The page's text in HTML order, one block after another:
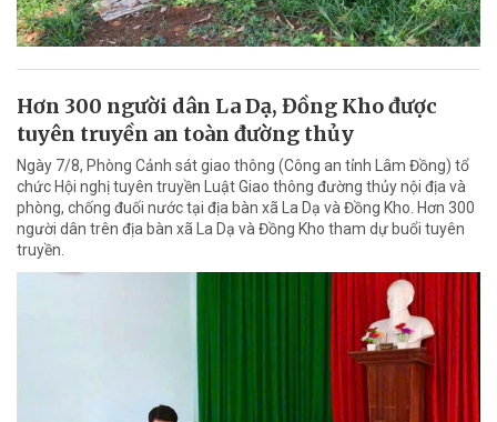
Hơn 300 người dân La Dạ, Đồng Kho được
tuyên truyền an toàn đường thủy
Ngày 7/8, Phòng Cảnh sát giao thông (Công an tỉnh Lâm Đồng) tổ
chức Hội nghị tuyên truyền Luật Giao thông đường thủy nội địa và
phòng, chống đuối nước tại địa bàn xã La Dạ và Đồng Kho. Hơn 300
người dân trên địa bàn xã La Dạ và Đồng Kho tham dự buổi tuyên
truyền.